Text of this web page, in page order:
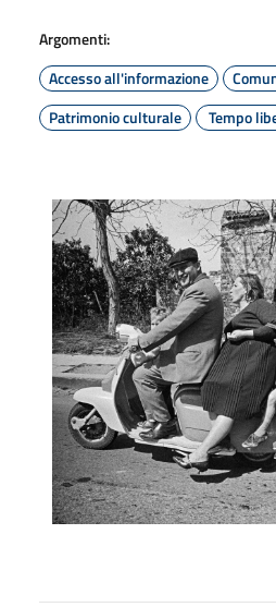
Argomenti:
Accesso all'informazione
Patrimonio culturale
Tempo